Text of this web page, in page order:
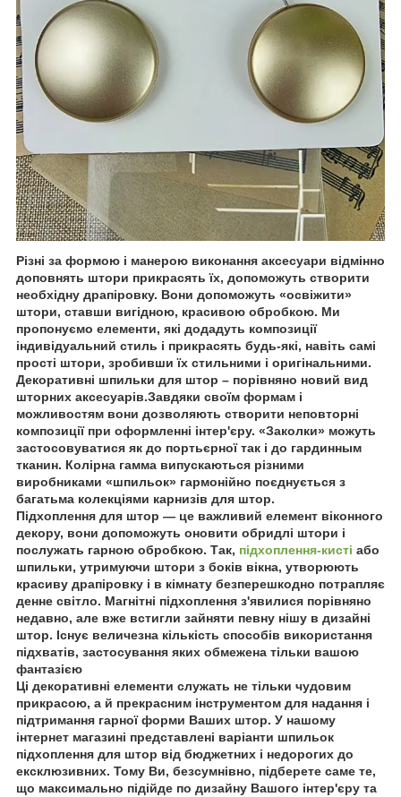
Різні за формою і манерою виконання аксесуари відмінно
доповнять штори прикрасять їх, допоможуть створити
необхідну драпіровку. Вони допоможуть «освіжити»
штори, ставши вигідною, красивою обробкою. Ми
пропонуємо елементи, які додадуть композиції
індивідуальний стиль і прикрасять будь-які, навіть самі
прості штори, зробивши їх стильними і оригінальними.
Декоративні шпильки для штор – порівняно новий вид
шторних аксесуарів.Завдяки своїм формам і
можливостям вони дозволяють створити неповторні
композиції при оформленні інтер'єру. «Заколки» можуть
застосовуватися як до портьєрної так і до гардинным
тканин. Колірна гамма випускаються різними
виробниками «шпильок» гармонійно поєднується з
багатьма колекціями карнизів для штор.
Підхоплення для штор ― це важливий елемент віконного
декору, вони допоможуть оновити обридлі штори і
послужать гарною обробкою. Так, підхоплення-кисті або
шпильки, утримуючи штори з боків вікна, утворюють
красиву драпіровку і в кімнату безперешкодно потрапляє
денне світло. Магнітні підхоплення з'явилися порівняно
недавно, але вже встигли зайняти певну нішу в дизайні
штор. Існує величезна кількість способів використання
підхватів, застосування яких обмежена тільки вашою
фантазією
Ці декоративні елементи служать не тільки чудовим
прикрасою, а й прекрасним інструментом для надання і
підтримання гарної форми Ваших штор. У нашому
інтернет магазині представлені варіанти шпильок
підхоплення для штор від бюджетних і недорогих до
ексклюзивних. Тому Ви, безсумнівно, підберете саме те,
що максимально підійде по дизайну Вашого інтер'єру та